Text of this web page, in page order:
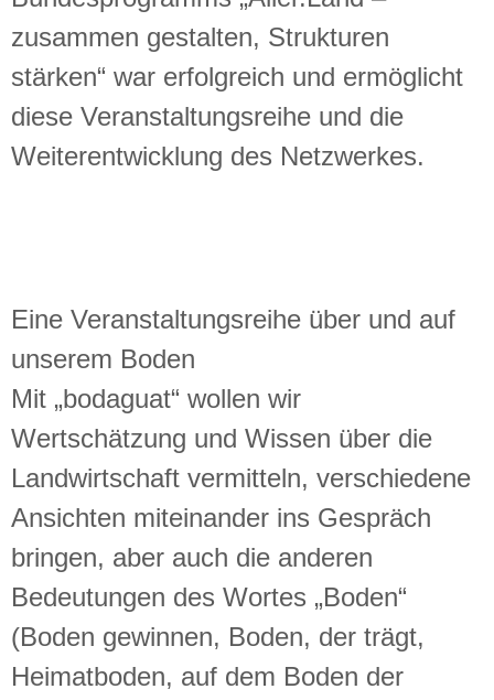
zusammen gestalten, Strukturen
stärken“ war erfolgreich und ermöglicht
diese Veranstaltungsreihe und die
Weiterentwicklung des Netzwerkes.
Eine Veranstaltungsreihe über und auf
unserem Boden
Mit „bodaguat“ wollen wir
Wertschätzung und Wissen über die
Landwirtschaft vermitteln, verschiedene
Ansichten miteinander ins Gespräch
bringen, aber auch die anderen
Bedeutungen des Wortes „Boden“
(Boden gewinnen, Boden, der trägt,
Heimatboden, auf dem Boden der